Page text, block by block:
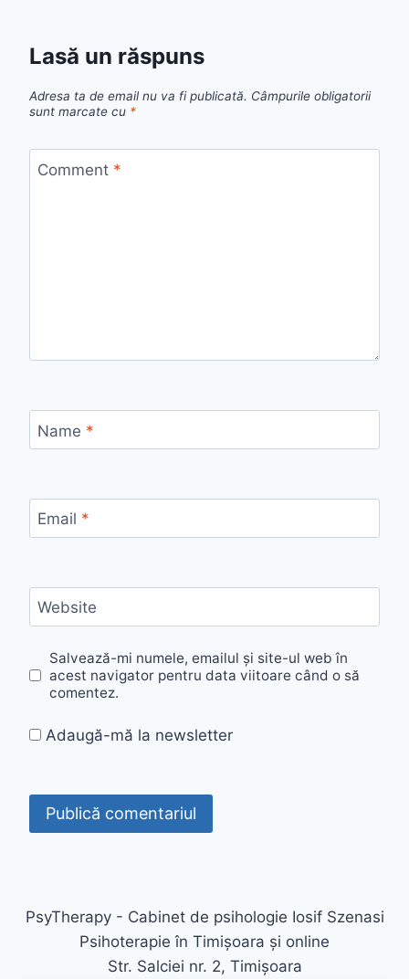
Lasă un răspuns
Adresa ta de email nu va fi publicată. Câmpurile obligatorii
sunt marcate cu *
Comment *
Name *
Email *
Website
Salvează-mi numele, emailul și site-ul web în
acest navigator pentru data viitoare când o să
comentez.
Adaugă-mă la newsletter
PsyTherapy - Cabinet de psihologie Iosif Szenasi
Psihoterapie în Timișoara și online
Str. Salciei nr. 2, Timișoara